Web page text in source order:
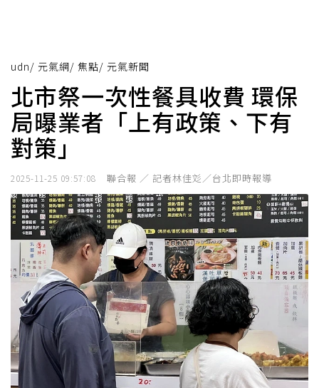
udn/ 元氣網/ 焦點/ 元氣新聞
北市祭一次性餐具收費 環保
局曝業者「上有政策、下有
對策」
2025-11-25 09:57:08 聯合報 ／ 記者林佳彣／台北即時報導